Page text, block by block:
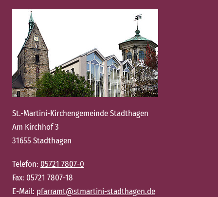
St.-Martini-Kirchengemeinde Stadthagen
Am Kirchhof 3
31655 Stadthagen
Telefon: 05721 7807-0
Fax: 05721 7807-18
E-Mail: pfarramt@stmartini-stadthagen.de